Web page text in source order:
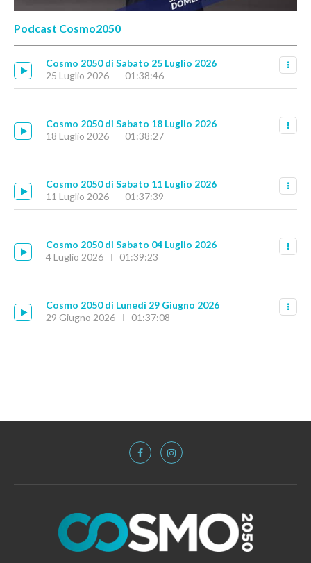
Podcast Cosmo2050
Cosmo 2050 di Sabato 25 Luglio 2026
25 Luglio 2026
01:38:46
Cosmo 2050 di Sabato 18 Luglio 2026
18 Luglio 2026
01:38:27
Cosmo 2050 di Sabato 11 Luglio 2026
11 Luglio 2026
01:37:39
Cosmo 2050 di Sabato 04 Luglio 2026
4 Luglio 2026
01:39:23
Cosmo 2050 di Lunedì 29 Giugno 2026
29 Giugno 2026
01:37:08